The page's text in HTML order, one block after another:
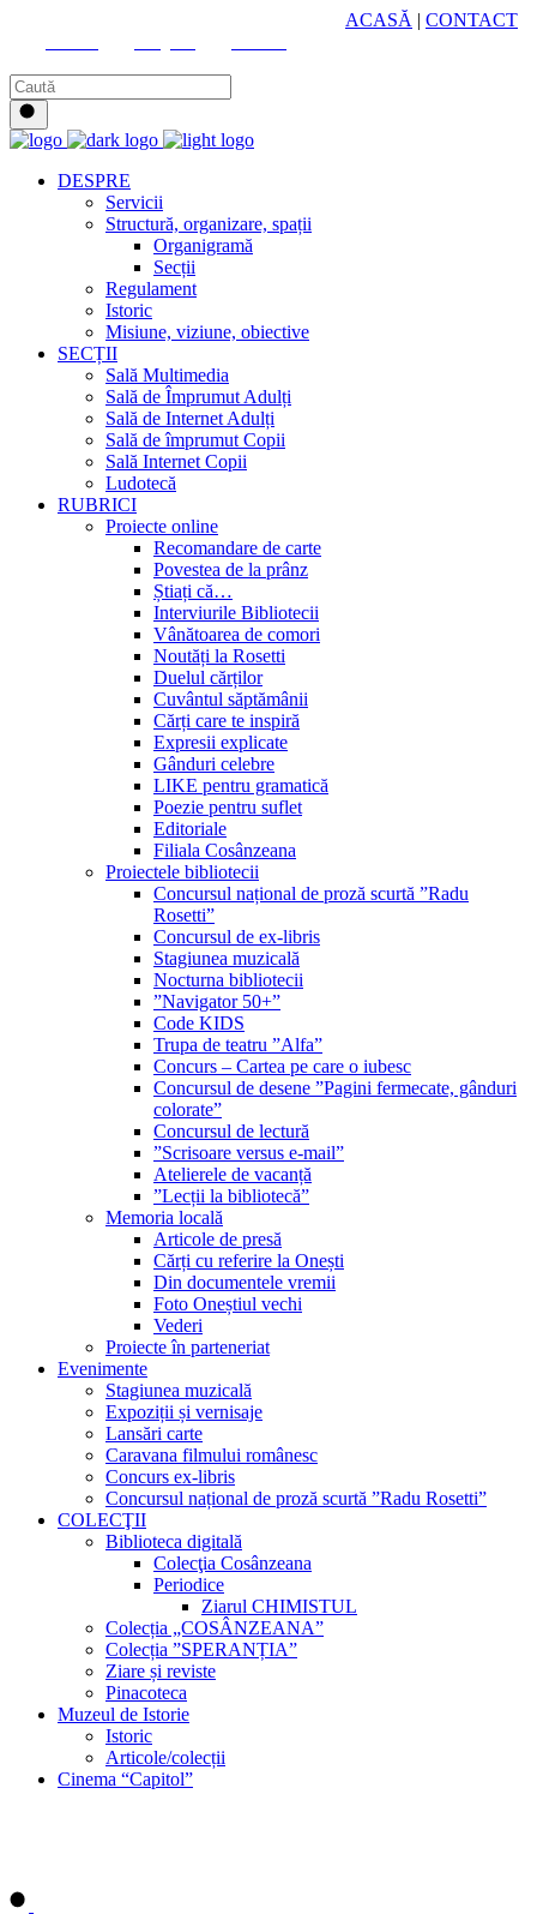
ACASĂ | CONTACT
DESPRE
Servicii
Structură, organizare, spații
Organigramă
Secții
Regulament
Istoric
Misiune, viziune, obiective
SECȚII
Sală Multimedia
Sală de Împrumut Adulți
Sală de Internet Adulți
Sală de împrumut Copii
Sală Internet Copii
Ludotecă
RUBRICI
Proiecte online
Recomandare de carte
Povestea de la prânz
Știați că…
Interviurile Bibliotecii
Vânătoarea de comori
Noutăți la Rosetti
Duelul cărților
Cuvântul săptămânii
Cărți care te inspiră
Expresii explicate
Gânduri celebre
LIKE pentru gramatică
Poezie pentru suflet
Editoriale
Filiala Cosânzeana
Proiectele bibliotecii
Concursul național de proză scurtă ”Radu
Rosetti”
Concursul de ex-libris
Stagiunea muzicală
Nocturna bibliotecii
”Navigator 50+”
Code KIDS
Trupa de teatru ”Alfa”
Concurs – Cartea pe care o iubesc
Concursul de desene ”Pagini fermecate, gânduri
colorate”
Concursul de lectură
”Scrisoare versus e-mail”
Atelierele de vacanță
”Lecții la bibliotecă”
Memoria locală
Articole de presă
Cărți cu referire la Onești
Din documentele vremii
Foto Oneștiul vechi
Vederi
Proiecte în parteneriat
Evenimente
Stagiunea muzicală
Expoziții și vernisaje
Lansări carte
Caravana filmului românesc
Concurs ex-libris
Concursul național de proză scurtă ”Radu Rosetti”
COLECŢII
Biblioteca digitală
Colecţia Cosânzeana
Periodice
Ziarul CHIMISTUL
Colecția „COSÂNZEANA”
Colecția ”SPERANȚIA”
Ziare și reviste
Pinacoteca
Muzeul de Istorie
Istoric
Articole/colecții
Cinema “Capitol”